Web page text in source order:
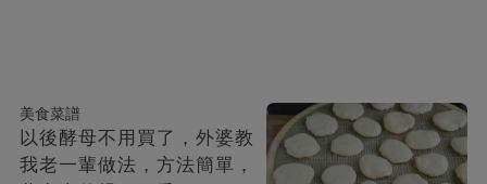
美食菜譜
以後酵母不用買了，外婆教
我老一輩做法，方法簡單，